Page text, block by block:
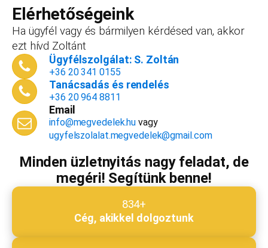
vállalkozást, ezt az összeget le tudjuk vonni a
dokumentációk, engedélyek árából így végül
is, ha nyitsz valamit, a konzultáció díjmentes.
Telefonszám
Email cím*
Megjegyzés*
Elérhetőségeink
Ha ügyfél vagy és bármilyen kérdésed van, akkor
ezt hívd Zoltánt
Ügyfélszolgálat: S. Zoltán
+36 20 341 0155
Tanácsadás és rendelés
+36 20 964 8811
Email
info@megvedelek.hu vagy
ugyfelszolalat.megvedelek@gmail.com
Minden üzletnyitás nagy feladat, de
megéri! Segítünk benne!
834+
Cég, akikkel dolgoztunk